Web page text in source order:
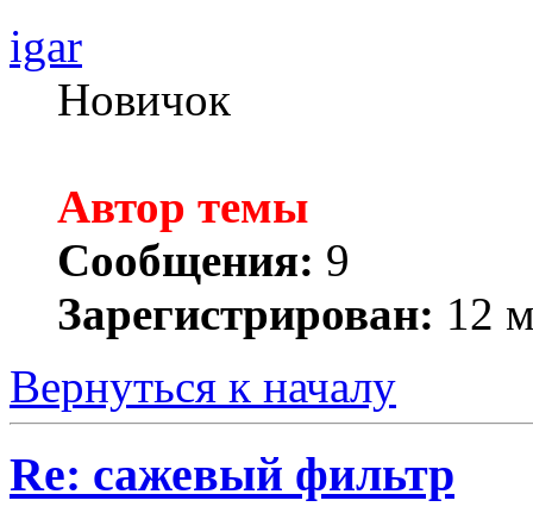
igar
Новичок
Автор темы
Сообщения: 9
Зарегистрирован: 12
Вернуться к началу
Re: сажевый фильтр